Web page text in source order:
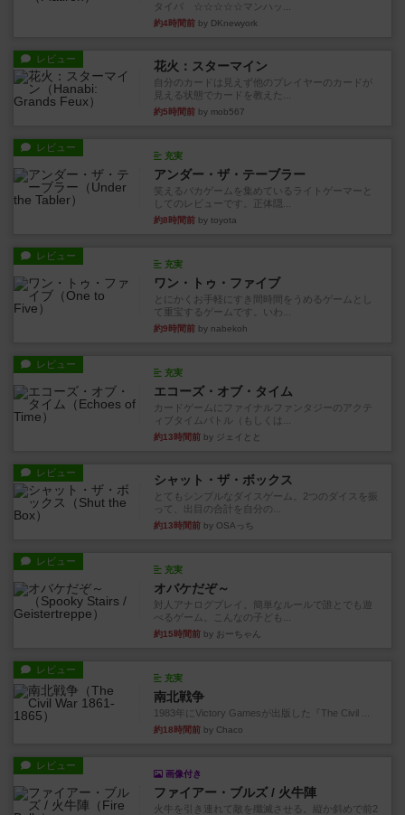
タイパ ☆☆☆☆☆マンハッ...
約4時間前 by DKnewyork
レビュー 花火：スターマイン
自分のカードは見えず他のプレイヤーのカードが
見える状態でカードを教えた...
約5時間前 by mob567
レビュー
充実
アンダー・ザ・テーブラー
笑えるバカゲームを集めているライトゲーマーと
してのレビューです。正体隠...
約8時間前 by toyota
レビュー
充実
ワン・トゥ・ファイブ
とにかくお手軽にすき間時間をうめるゲームとし
て重宝するゲームです。いわ...
約9時間前 by nabekoh
レビュー
充実
エコーズ・オブ・タイム
カードゲームにファイナルファンタジーのアクテ
ィブタイムバトル（もしくは...
約13時間前 by ジェイとと
レビュー シャット・ザ・ボックス
とてもシンプルなダイスゲーム。2つのダイスを振
って、出目の合計を自分の...
約13時間前 by OSAっち
レビュー
充実
オバケだぞ～
対人アナログプレイ。簡単なルールで誰とでも遊
べるゲーム。こんなの子ども...
約15時間前 by おーちゃん
レビュー
充実
南北戦争
1983年にVictory Gamesが出版した『The Civil ...
約18時間前 by Chaco
レビュー
画像付き
ファイアー・ブルズ / 火牛陣
火牛を引き連れて敵を殲滅させる。縦か斜めで前2